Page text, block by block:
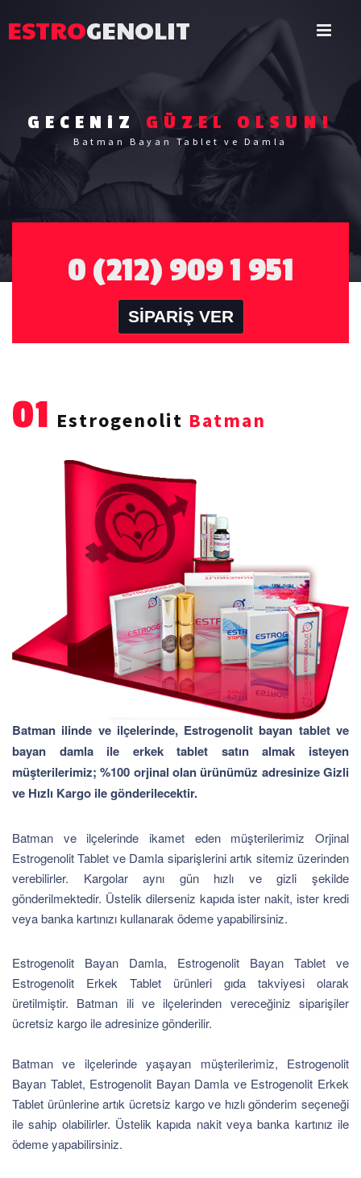
GECENiZ GÜZEL OLSUN!
Batman Bayan Tablet ve Damla
ESTROGENOLIT
0 (212) 909 1 951
SİPARİŞ VER
01 Estrogenolit Batman
Batman ilinde ve ilçelerinde, Estrogenolit bayan tablet ve
bayan damla ile erkek tablet satın almak isteyen
müşterilerimiz; %100 orjinal olan ürünümüz adresinize Gizli
ve Hızlı Kargo ile gönderilecektir.
Batman ve ilçelerinde ikamet eden müşterilerimiz Orjinal
Estrogenolit Tablet ve Damla siparişlerini artık sitemiz üzerinden
verebilirler. Kargolar aynı gün hızlı ve gizli şekilde
gönderilmektedir. Üstelik dilerseniz kapıda ister nakit, ister kredi
veya banka kartınızı kullanarak ödeme yapabilirsiniz.
Estrogenolit Bayan Damla, Estrogenolit Bayan Tablet ve
Estrogenolit Erkek Tablet ürünleri gıda takviyesi olarak
üretilmiştir. Batman ili ve ilçelerinden vereceğiniz siparişiler
ücretsiz kargo ile adresinize gönderilir.
Batman ve ilçelerinde yaşayan müşterilerimiz, Estrogenolit
Bayan Tablet, Estrogenolit Bayan Damla ve Estrogenolit Erkek
Tablet ürünlerine artık ücretsiz kargo ve hızlı gönderim seçeneği
ile sahip olabilirler. Üstelik kapıda nakit veya banka kartınız ile
ödeme yapabilirsiniz.